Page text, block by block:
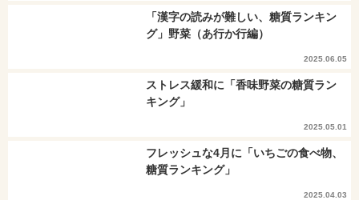
「漢字の読みが難しい、糖質ランキン
グ」野菜（あ行か行編）
2025.06.05
ストレス緩和に「香味野菜の糖質ラン
キング」
2025.05.01
フレッシュな4月に「いちごの食べ物、
糖質ランキング」
2025.04.03